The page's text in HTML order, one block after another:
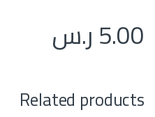
5.00ر.س
Related products